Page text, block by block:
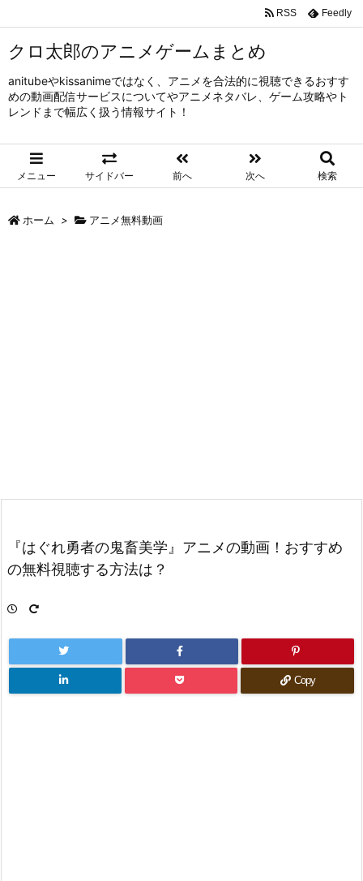
クロ太郎のアニメゲームまとめ
anitubeやkissanimeではなく、アニメを合法的に視聴できるおすす
めの動画配信サービスについてやアニメネタバレ、ゲーム攻略やト
レンドまで幅広く扱う情報サイト！
メニュー サイドバー 前へ 次へ 検索
RSS Feedly
ホーム > アニメ無料動画
『はぐれ勇者の鬼畜美学』アニメの動画！おすすめ
の無料視聴する方法は？
Copy